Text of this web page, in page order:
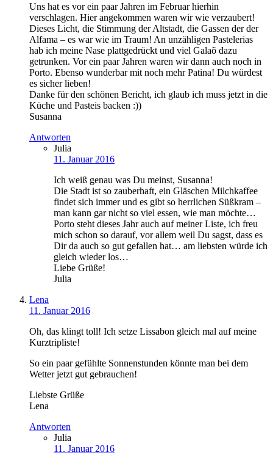
Uns hat es vor ein paar Jahren im Februar hierhin
verschlagen. Hier angekommen waren wir wie verzaubert!
Dieses Licht, die Stimmung der Altstadt, die Gassen der der
Alfama – es war wie im Traum! An unzähligen Pastelerias
hab ich meine Nase plattgedrückt und viel Galaõ dazu
getrunken. Vor ein paar Jahren waren wir dann auch noch in
Porto. Ebenso wunderbar mit noch mehr Patina! Du würdest
es sicher lieben!
Danke für den schönen Bericht, ich glaub ich muss jetzt in die
Küche und Pasteis backen :))
Susanna
Antworten
Julia
11. Januar 2016
Ich weiß genau was Du meinst, Susanna!
Die Stadt ist so zauberhaft, ein Gläschen Milchkaffee
findet sich immer und es gibt so herrlichen Süßkram –
man kann gar nicht so viel essen, wie man möchte…
Porto steht dieses Jahr auch auf meiner Liste, ich freu
mich schon so darauf, vor allem weil Du sagst, dass es
Dir da auch so gut gefallen hat… am liebsten würde ich
gleich wieder los…
Liebe Grüße!
Julia
Lena
11. Januar 2016
Oh, das klingt toll! Ich setze Lissabon gleich mal auf meine
Kurztripliste!
So ein paar gefühlte Sonnenstunden könnte man bei dem
Wetter jetzt gut gebrauchen!
Liebste Grüße
Lena
Antworten
Julia
11. Januar 2016